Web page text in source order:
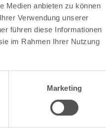
Medien anbieten zu können
Verwendung unserer
führen diese Informationen
im Rahmen Ihrer Nutzung
Marketing